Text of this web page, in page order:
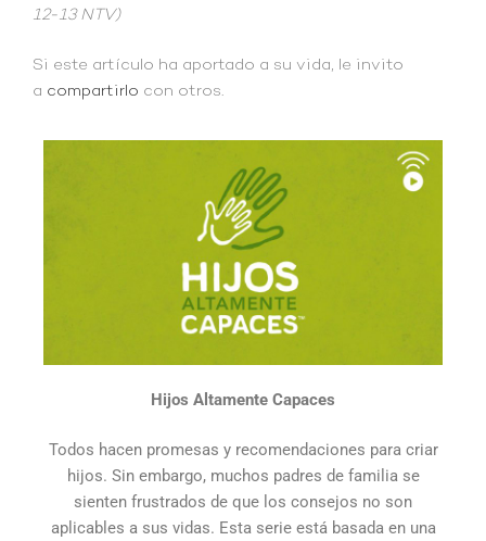
12-13 NTV)
Si este artículo ha aportado a su vida, le invito
a compartirlo con otros.
Hijos Altamente Capaces
Todos hacen promesas y recomendaciones para criar
hijos. Sin embargo, muchos padres de familia se
sienten frustrados de que los consejos no son
aplicables a sus vidas. Esta serie está basada en una